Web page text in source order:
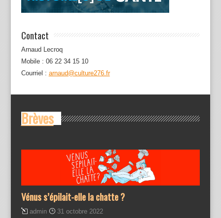
Contact
Arnaud Lecroq
Mobile : 06 22 34 15 10
Courriel : arnaud@culture276.fr
Brèves
Vénus s’épilait-elle la chatte ?
admin
31 octobre 2022